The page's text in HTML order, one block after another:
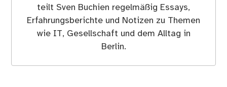
teilt Sven Buchien regelmäßig Essays,
Erfahrungsberichte und Notizen zu Themen
wie IT, Gesellschaft und dem Alltag in
Berlin.